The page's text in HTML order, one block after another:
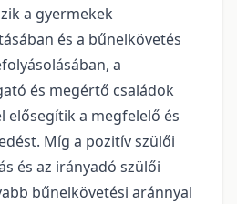
a gyermekek
és a bűnelkövetés
a
és megértő családok
elősegítik a megfelelő és
Míg a pozitív szülői
és az irányadó szülői
bűnelkövetési aránnyal